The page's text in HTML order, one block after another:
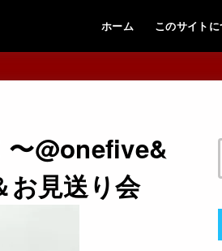
ホーム このサイト
〜@​onefive&
お見送り会